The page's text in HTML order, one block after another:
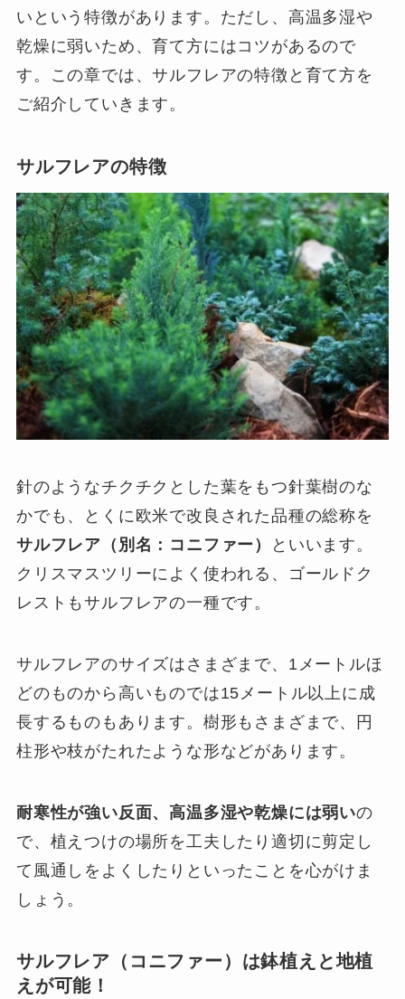
いという特徴があります。ただし、高温多湿や
乾燥に弱いため、育て方にはコツがあるので
す。この章では、サルフレアの特徴と育て方を
ご紹介していきます。
サルフレアの特徴
針のようなチクチクとした葉をもつ針葉樹のな
かでも、とくに欧米で改良された品種の総称を
サルフレア（別名：コニファー）
といいます。
クリスマスツリーによく使われる、ゴールドク
レストもサルフレアの一種です。
サルフレアのサイズはさまざまで、1メートルほ
どのものから高いものでは15メートル以上に成
長するものもあります。樹形もさまざまで、円
柱形や枝がたれたような形などがあります。
耐寒性が強い反面、高温多湿や乾燥には弱いの
で、植えつけの場所を工夫したり適切に剪定し
て風通しをよくしたりといったことを心がけま
しょう。
サルフレア（コニファー）は鉢植えと地植
えが可能！